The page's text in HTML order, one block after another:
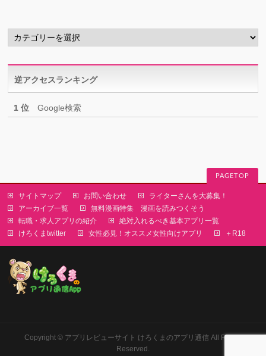
カ
テ
リ
ー逆アクセスランキング
1 位 Google検索
PAGETOP
サイトマップ お問い合わせ
ライターさんを大募集！
アーカイブ一覧
無料漫画特集 漫画を読みつくそう
転職・求人アプリの紹介
絶対入れるべき基本アプリ一覧
けろくまtwitter
女性必見！オススメ女性向けアプリ ＋R18
Copyright © アプリレビューサイト けろくまのアプリ通信All Rights
Reserved.